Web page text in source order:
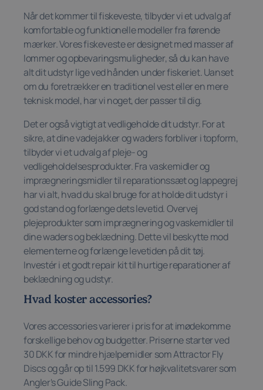
Når det kommer til fiskeveste, tilbyder vi et udvalg af
komfortable og funktionelle modeller fra førende
mærker. Vores fiskeveste er designet med masser af
lommer og opbevaringsmuligheder, så du kan have
alt dit udstyr lige ved hånden under fiskeriet. Uanset
om du foretrækker en traditionel vest eller en mere
teknisk model, har vi noget, der passer til dig.
Det er også vigtigt at vedligeholde dit udstyr. For at
sikre, at dine vadejakker og waders forbliver i topform,
tilbyder vi et udvalg af pleje- og
vedligeholdelsesprodukter. Fra vaskemidler og
imprægneringsmidler til reparationssæt og lappegrej
har vi alt, hvad du skal bruge for at holde dit udstyr i
god stand og forlænge dets levetid. Overvej
plejeprodukter som imprægnering og vaskemidler til
dine waders og beklædning. Dette vil beskytte mod
elementerne og forlænge levetiden på dit tøj.
Investér i et godt repair kit til hurtige reparationer af
beklædning og udstyr.
Hvad koster accessories?
Vores accessories varierer i pris for at imødekomme
forskellige behov og budgetter. Priserne starter ved
30 DKK for mindre hjælpemidler som Attractor Fly
Discs og går op til 1.599 DKK for højkvalitetsvarer som
Angler's Guide Sling Pack.